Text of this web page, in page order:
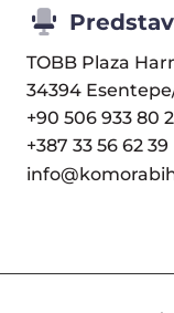
TOBB Plaza
34394
+90 506 933 80
+387 33 56 62 39